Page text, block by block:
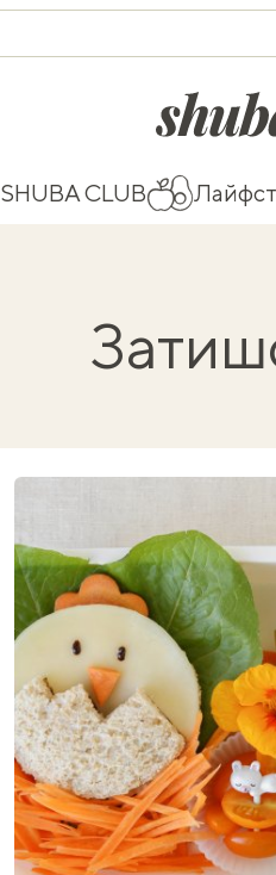
shuba.life
SHUBA CLUB